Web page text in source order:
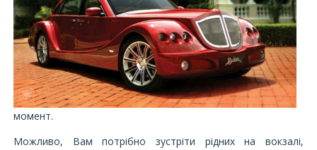
момент.
Можливо, Вам потрібно зустріти рідних на вокзалі,